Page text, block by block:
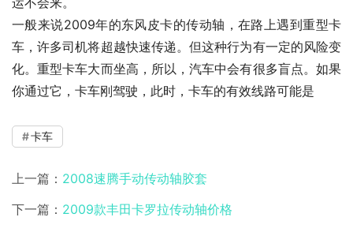
一般来说2009年的东风皮卡的传动轴，在路上遇到重型卡
车，许多司机将超越快速传递。但这种行为有一定的风险变
化。重型卡车大而坐高，所以，汽车中会有很多盲点。如果
你通过它，卡车刚驾驶，此时，卡车的有效线路可能是
卡车
上一篇： 2008速腾手动传动轴胶套
下一篇： 2009款丰田卡罗拉传动轴价格